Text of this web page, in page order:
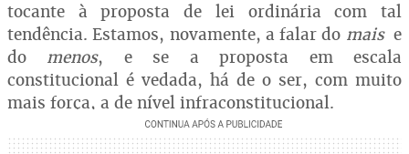
tocante à proposta de lei ordinária com tal
tendência. Estamos, novamente, a falar do maise
do menos, e se a proposta em escala
constitucional é vedada, há de o ser, com muito
mais força, a de nível infraconstitucional.